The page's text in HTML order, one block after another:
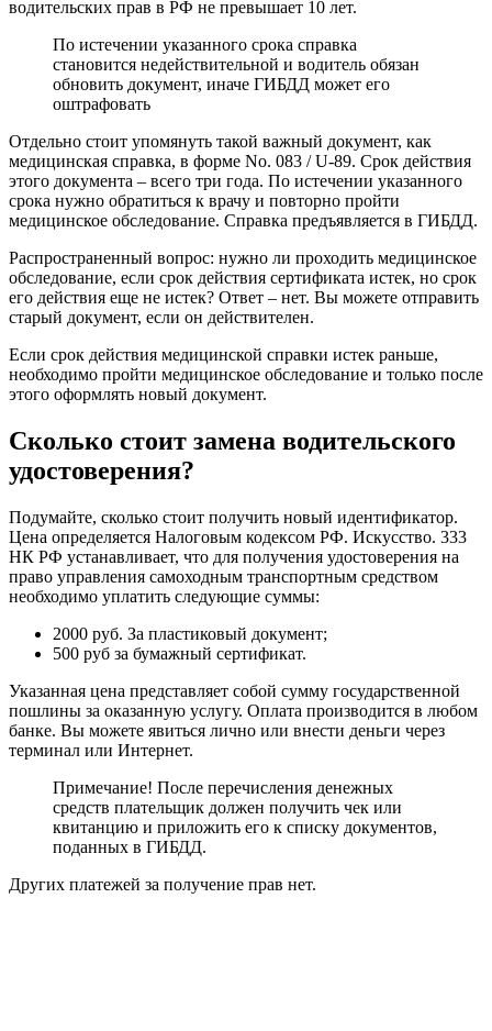
водительских прав в РФ не превышает 10 лет.
По истечении указанного срока справка
становится недействительной и водитель обязан
обновить документ, иначе ГИБДД может его
оштрафовать
Отдельно стоит упомянуть такой важный документ, как
медицинская справка, в форме No. 083 / U-89. Срок действия
этого документа – всего три года. По истечении указанного
срока нужно обратиться к врачу и повторно пройти
медицинское обследование. Справка предъявляется в ГИБДД.
Распространенный вопрос: нужно ли проходить медицинское
обследование, если срок действия сертификата истек, но срок
его действия еще не истек? Ответ – нет. Вы можете отправить
старый документ, если он действителен.
Если срок действия медицинской справки истек раньше,
необходимо пройти медицинское обследование и только после
этого оформлять новый документ.
Сколько стоит замена водительского
удостоверения?
Подумайте, сколько стоит получить новый идентификатор.
Цена определяется Налоговым кодексом РФ. Искусство. 333
НК РФ устанавливает, что для получения удостоверения на
право управления самоходным транспортным средством
необходимо уплатить следующие суммы:
2000 руб. За пластиковый документ;
500 руб за бумажный сертификат.
Указанная цена представляет собой сумму государственной
пошлины за оказанную услугу. Оплата производится в любом
банке. Вы можете явиться лично или внести деньги через
терминал или Интернет.
Примечание! После перечисления денежных
средств плательщик должен получить чек или
квитанцию ​​и приложить его к списку документов,
поданных в ГИБДД.
Других платежей за получение прав нет.